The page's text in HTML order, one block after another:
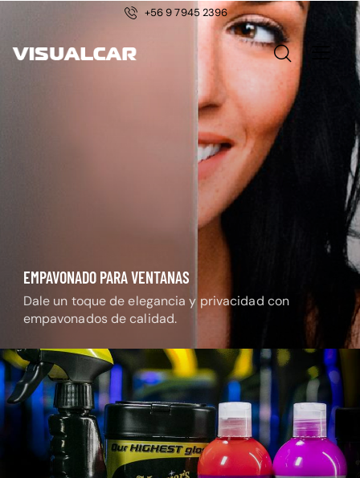
+56 9 7945 2396
EMPAVONADO PARA VENTANAS
Dale un toque de elegancia y privacidad con
empavonados de calidad.